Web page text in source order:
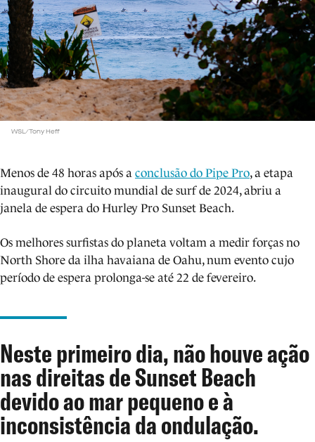
WSL/Tony Heff
Menos de 48 horas após a conclusão do Pipe Pro, a etapa
inaugural do circuito mundial de surf de 2024, abriu a
janela de espera do Hurley Pro Sunset Beach.
Os melhores surfistas do planeta voltam a medir forças no
North Shore da ilha havaiana de Oahu, num evento cujo
período de espera prolonga-se até 22 de fevereiro.
Neste primeiro dia, não houve ação
nas direitas de Sunset Beach
devido ao mar pequeno e à
inconsistência da ondulação.